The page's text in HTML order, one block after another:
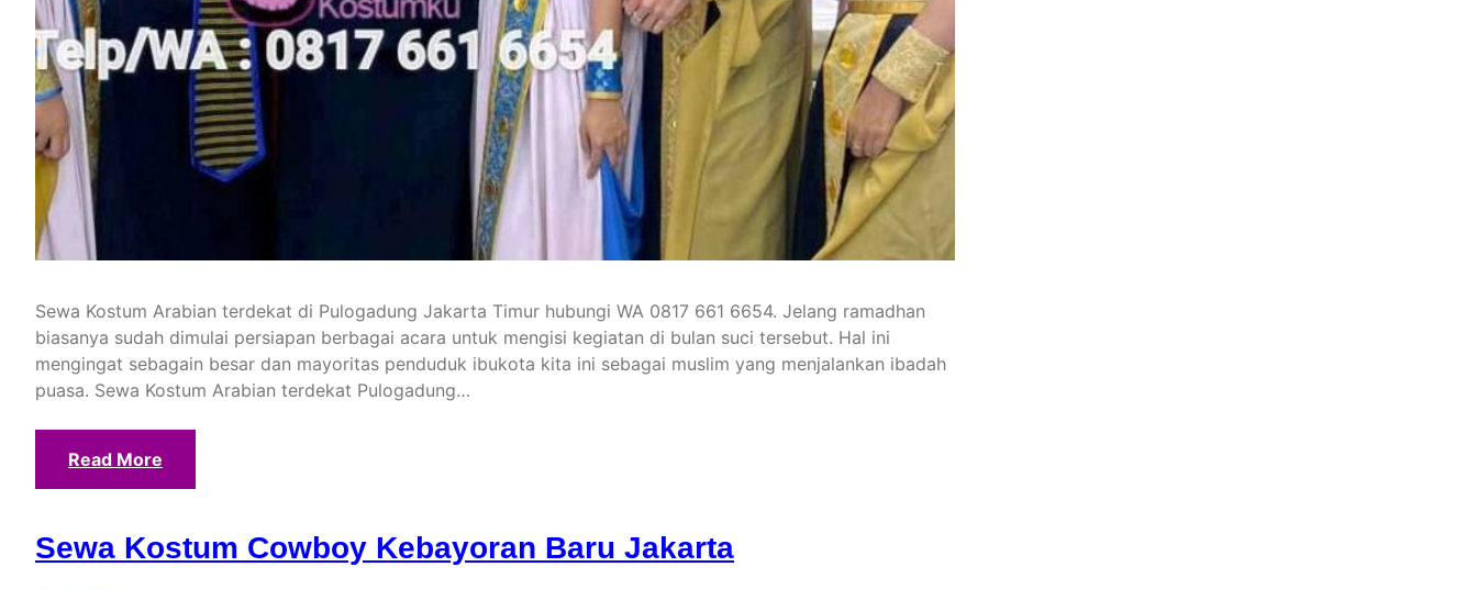
Sewa Kostum Arabian terdekat di Pulogadung Jakarta Timur hubungi WA 0817 661 6654. Jelang ramadhan
biasanya sudah dimulai persiapan berbagai acara untuk mengisi kegiatan di bulan suci tersebut. Hal ini
mengingat sebagain besar dan mayoritas penduduk ibukota kita ini sebagai muslim yang menjalankan ibadah
puasa. Sewa Kostum Arabian terdekat Pulogadung…
Read More
Sewa Kostum Cowboy Kebayoran Baru Jakarta